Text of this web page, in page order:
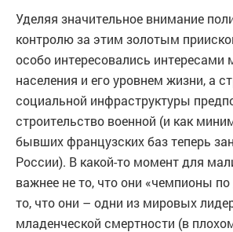
Уделяя значительное внимание
контролю за этим золотым
особо интересовались интересами
населения и его уровнем жизни, а
социальной инфраструктуры
строительство военной (и как
бывших французских баз теперь
России). В какой-то момент для
важнее не то, что они «чемпионы
то, что они – одни из мировых
младенческой смертности (в